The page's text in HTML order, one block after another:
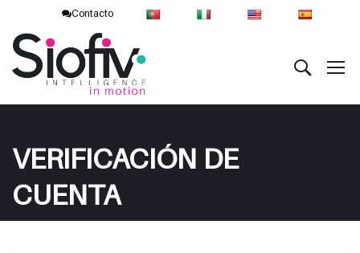
Contacto
VERIFICACIÓN DE
CUENTA